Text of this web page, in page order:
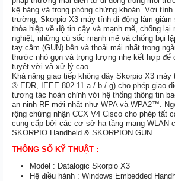
kệ hàng và trong phòng chứng khoán. Với
trường, Skorpio X3 máy tính di động làm
thỏa hiệp về độ tin cậy và mạnh mẽ, chống lại
nghiệt, những cú sốc mạnh mẽ và chống bụi
tay cầm (GUN) bền và thoải mái nhất trong
thước nhỏ gọn và trọng lượng nhẹ kết hợp để
tuyệt vời và xử lý cao.
Khả năng giao tiếp không dây Skorpio X3
® EDR, IEEE 802.11 a / b / g) cho phép giao
tương tác hoàn chỉnh với hệ thống thông tin
an ninh RF mới nhất như WPA và WPA2™.
rộng chứng nhận CCX V4 Cisco cho phép tất
cung cấp bởi các cơ sở hạ tầng mạng WLAN
SKORPIO Handheld & SKORPION GUN
THÔNG SỐ KỸ THUẬT :
Model : Datalogic Skorpio X3
Hệ điều hành : Windows Embedded